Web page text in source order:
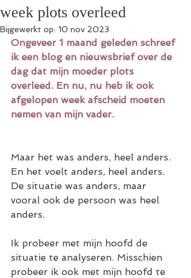
week plots overleed
Bijgewerkt op: 10 nov 2023
Ongeveer 1 maand geleden schreef
ik een blog en nieuwsbrief over de
dag dat mijn moeder plots
overleed. En nu, nu heb ik ook
afgelopen week afscheid moeten
nemen van mijn vader.
Maar het was anders, heel anders.
En het voelt anders, heel anders.
De situatie was anders, maar
vooral ook de persoon was heel
anders.
Ik probeer met mijn hoofd de
situatie te analyseren. Misschien
probeer ik ook met mijn hoofd te